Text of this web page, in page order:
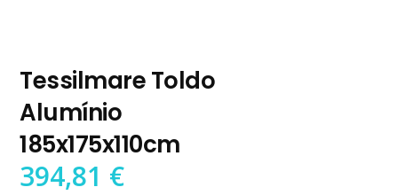
Tessilmare Toldo
Alumínio
185x175x110cm
394,81 €